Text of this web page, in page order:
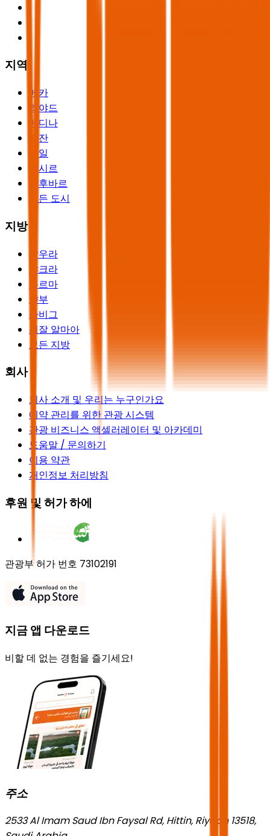
지역
메카
리야드
메디나
자잔
하일
아시르
알후바르
모든 도시
지방
알우라
샤크라
두르마
얀부
라비그
리잘 알마아
모든 지방
회사
회사 소개 및 우리는 누구인가요
예약 관리를 위한 관광 시스템
관광 비즈니스 액셀러레이터 및 아카데미
도움말 / 문의하기
이용 약관
개인정보 처리방침
후원 및 허가 하에
관광부 허가 번호 73102191
지금 앱 다운로드
비할 데 없는 경험을 즐기세요!
주소
2533 Al Imam Saud Ibn Faysal Rd, Hittin, Riyadh 13518,